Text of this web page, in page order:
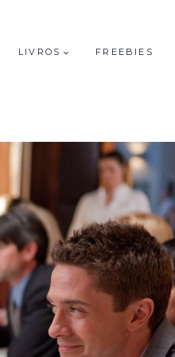
LIVROS FREEBIES